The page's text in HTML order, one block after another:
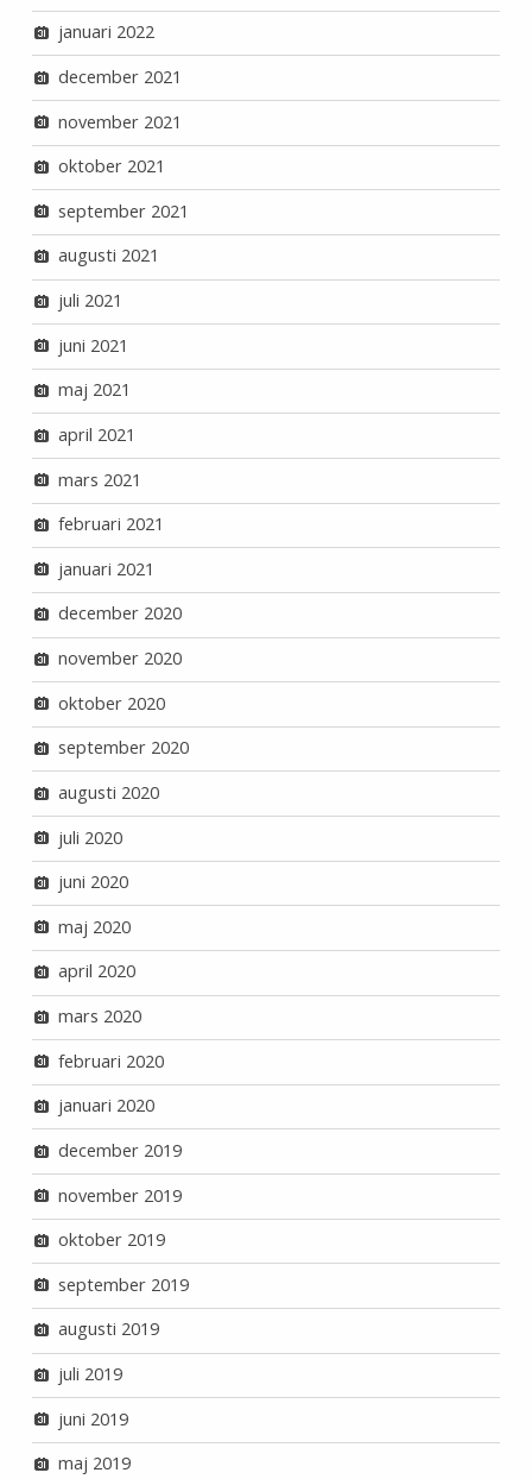
januari 2022
december 2021
november 2021
oktober 2021
september 2021
augusti 2021
juli 2021
juni 2021
maj 2021
april 2021
mars 2021
februari 2021
januari 2021
december 2020
november 2020
oktober 2020
september 2020
augusti 2020
juli 2020
juni 2020
maj 2020
april 2020
mars 2020
februari 2020
januari 2020
december 2019
november 2019
oktober 2019
september 2019
augusti 2019
juli 2019
juni 2019
maj 2019